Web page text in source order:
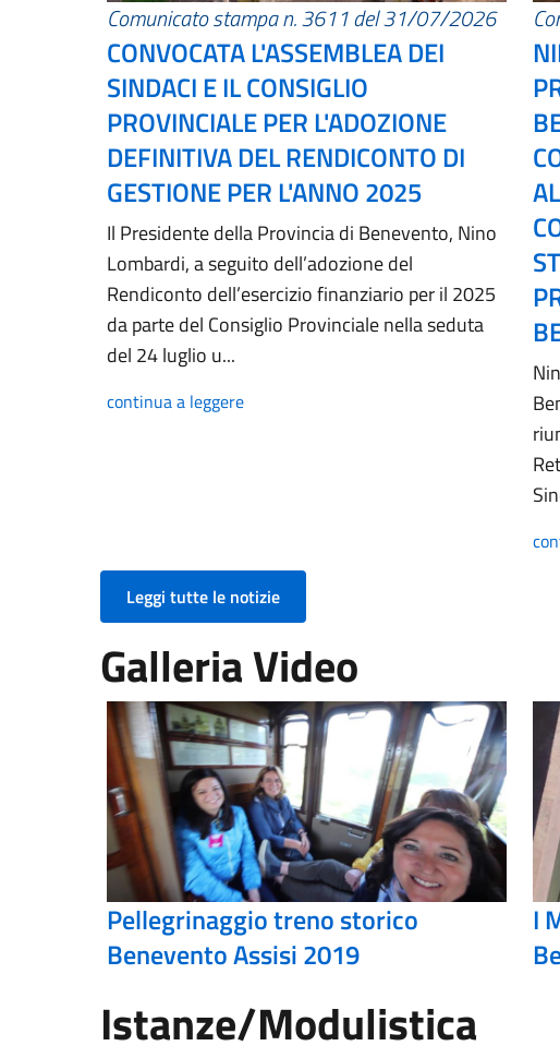
Comunicato stampa n. 3611 del 31/07/2026
CONVOCATA L'ASSEMBLEA DEI
SINDACI E IL CONSIGLIO
PROVINCIALE PER L'ADOZIONE
DEFINITIVA DEL RENDICONTO DI
GESTIONE PER L'ANNO 2025
Il Presidente della Provincia di Benevento, Nino
Lombardi, a seguito dell’adozione del
Rendiconto dell’esercizio finanziario per il 2025
da parte del Consiglio Provinciale nella seduta
del 24 luglio u...
continua a leggere
Leggi tutte le notizie
Galleria Video
Pellegrinaggio treno storico
Benevento Assisi 2019
I
Istanze/Modulistica